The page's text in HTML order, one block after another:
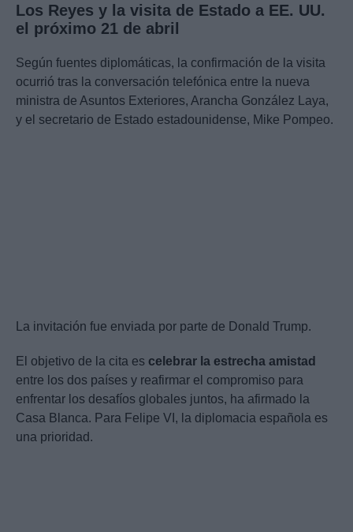
Los Reyes y la visita de Estado a EE. UU.
el próximo 21 de abril
Según fuentes diplomáticas, la confirmación de la visita
ocurrió tras la conversación telefónica entre la nueva
ministra de Asuntos Exteriores, Arancha González Laya,
y el secretario de Estado estadounidense, Mike Pompeo.
La invitación fue enviada por parte de Donald Trump.
El objetivo de la cita es celebrar la estrecha amistad
entre los dos países y reafirmar el compromiso para
enfrentar los desafíos globales juntos, ha afirmado la
Casa Blanca. Para Felipe VI, la diplomacia española es
una prioridad.